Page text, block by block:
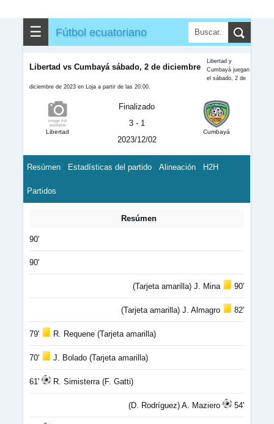
☰ Fútbol ecuatoriano
Libertad vs Cumbayá sábado, 2 de diciembre
Libertad y
Cumbayá juegan
el sábado, 2 de
diciembre de 2023 en Loja a partir de las 20:00.
Libertad
Finalizado
3 - 1
2023/12/02
Cumbayá
Resúmen Estadísticas del partido Alineación H2H
Partidos
Resúmen
90'
90'
(Tarjeta amarilla) J. Mina 90'
(Tarjeta amarilla) J. Almagro 82'
79' R. Requene (Tarjeta amarilla)
70' J. Bolado (Tarjeta amarilla)
61' R. Simisterra (F. Gatti)
(D. Rodríguez) A. Maziero 54'